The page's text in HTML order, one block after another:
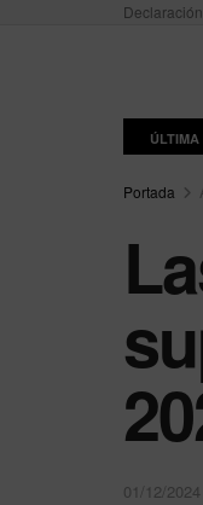
Portada
01/12/2024